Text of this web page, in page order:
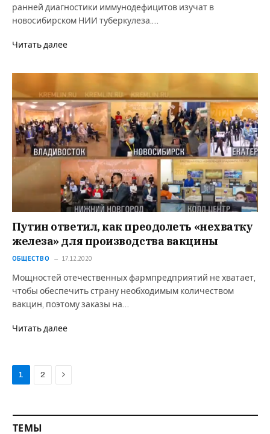
ранней диагностики иммунодефицитов изучат в
новосибирском НИИ туберкулеза.…
Читать далее
Путин ответил, как преодолеть «нехватку
железа» для производства вакцины
ОБЩЕСТВО 17.12.2020
Мощностей отечественных фармпредприятий не хватает,
чтобы обеспечить страну необходимым количеством
вакцин, поэтому заказы на…
Читать далее
1 2 Next
ТЕМЫ